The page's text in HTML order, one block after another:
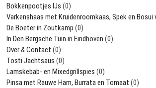
Bokkenpootjes IJs (0)
Varkenshaas met Kruidenroomkaas, Spek en Bosui
De Boeter in Zoutkamp (0)
In Den Bergsche Tuin in Eindhoven (0)
Over & Contact (0)
Tosti Jachtsaus (0)
Lamskebab- en Mixedgrillspies (0)
Pinsa met Rauwe Ham, Burrata en Tomaat (0)